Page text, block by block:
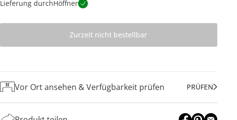
Lieferung durchHöffner
Zurzeit nicht bestellbar
Vor Ort ansehen & Verfügbarkeit prüfen PRÜFEN